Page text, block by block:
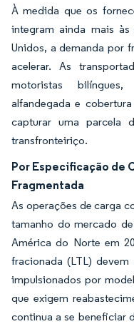
À medida que os
integram ainda mais
Unidos, a demanda por
acelerar. As
motoristas bilíngues,
alfandegada e
capturar uma parcela
transfronteiriço.
Por Especificação de
Fragmentada
As operações de carga
tamanho do mercado
América do Norte em
fracionada (LTL)
impulsionados por
que exigem
continua a se beneficiar